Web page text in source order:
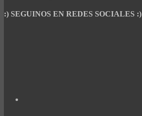
:) SEGUINOS EN REDES SOCIALES :)